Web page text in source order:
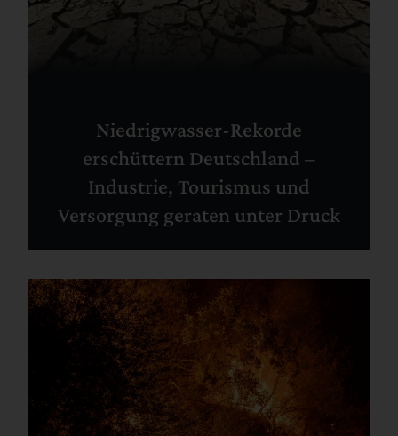
Niedrigwasser-Rekorde
erschüttern Deutschland –
Industrie, Tourismus und
Versorgung geraten unter Druck